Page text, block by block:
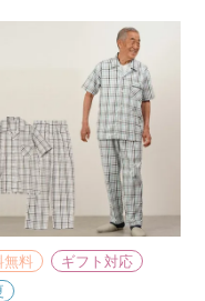
無料
ギフト対応